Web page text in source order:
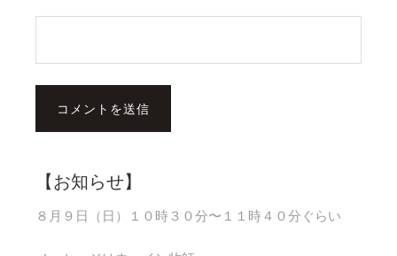
【お知らせ】
８月９日（日）１０時３０分〜１１時４０分ぐらい